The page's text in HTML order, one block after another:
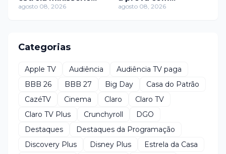
sobre os líderes de
agosto 08, 2026
churrasco e
agosto 08, 2026
Categorias
Apple TV Audiência
Audiência TV paga
BBB 26
BBB 27 Big Day
Casa do Patrão
CazéTV
Cinema Claro
Claro TV
Claro TV Plus
Crunchyroll
DGO
Destaques
Destaques da Programação
Discovery Plus
Disney Plus
Estrela da Casa